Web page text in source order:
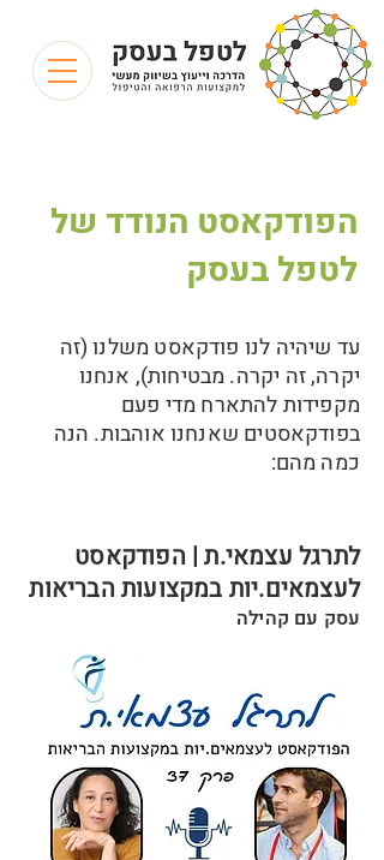
הפודקאסט הנודד של
לטפל בעסק
עד שיהיה לנו פודקאסט משלנו (זה
יקרה, זה יקרה. מבטיחות), אנחנו
מקפידות להתארח מדי פעם
בפודקאסטים שאנחנו אוהבות. הנה
כמה מהם:
לתרגל עצמאי.ת | הפודקאסט
לעצמאים.יות במקצועות הבריאות
עסק עם קהילה